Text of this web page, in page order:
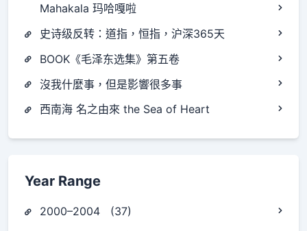
Mahakala 玛哈嘎啦
史诗级反转：道指，恒指，沪深365天
BOOK《毛泽东选集》第五卷
沒我什麼事，但是影響很多事
西南海 名之由來 the Sea of Heart
Year Range
2000–2004 (37)